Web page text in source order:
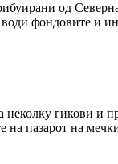
од
фондовите и
неколку гикови и
на пазарот на